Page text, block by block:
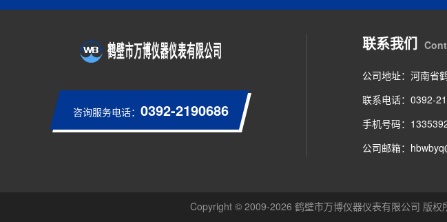
咨询服务电话： 0392-2190686
联系我们
公司地址：河南省
联系电话：0392-
手机号码：
公司邮箱：
Copyright © 2009-2026 鹤壁市万博仪器仪表有限公司 版权